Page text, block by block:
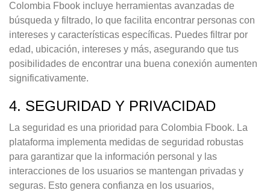
Colombia Fbook incluye herramientas avanzadas de
búsqueda y filtrado, lo que facilita encontrar personas con
intereses y características específicas. Puedes filtrar por
edad, ubicación, intereses y más, asegurando que tus
posibilidades de encontrar una buena conexión aumenten
significativamente.
4. SEGURIDAD Y PRIVACIDAD
La seguridad es una prioridad para Colombia Fbook. La
plataforma implementa medidas de seguridad robustas
para garantizar que la información personal y las
interacciones de los usuarios se mantengan privadas y
seguras. Esto genera confianza en los usuarios,